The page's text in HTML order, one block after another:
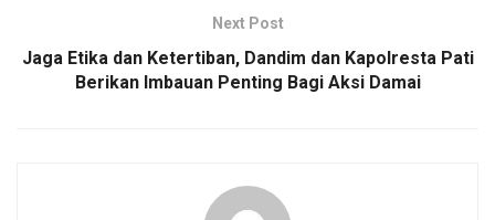
Next Post
Jaga Etika dan Ketertiban, Dandim dan Kapolresta Pati
Berikan Imbauan Penting Bagi Aksi Damai